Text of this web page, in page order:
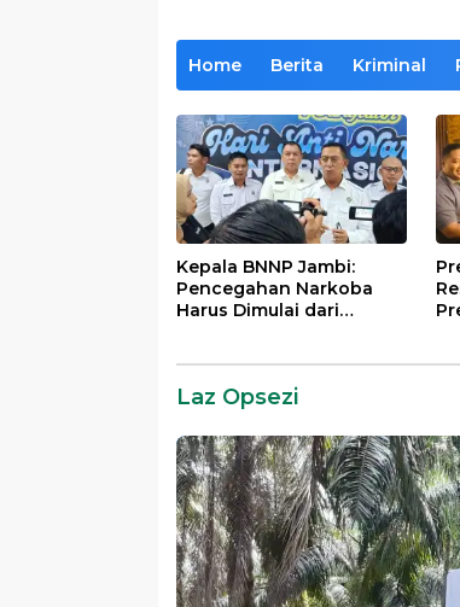
Home Berita Kriminal
Kepala BNNP Jambi:
Pencegahan Narkoba
Harus Dimulai dari
Laz Opsezi